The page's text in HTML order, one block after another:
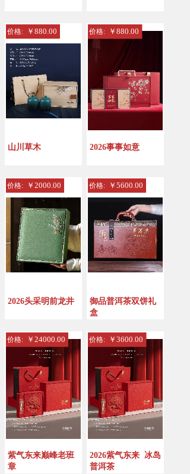
山川草木
价格: ￥880.00
2026事事如意
价格: ￥880.00
2026头采明前龙井
价格: ￥2000.00
御品普洱茶双饼礼
盒
价格: ￥5600.00
紫气东来巅峰老班
章
价格: ￥24000.00
2026紫气东来 冰岛
普洱茶
价格: ￥3600.00